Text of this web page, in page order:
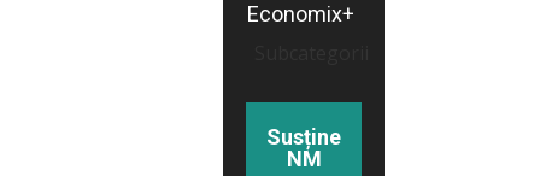
Economix+
Susține
NM